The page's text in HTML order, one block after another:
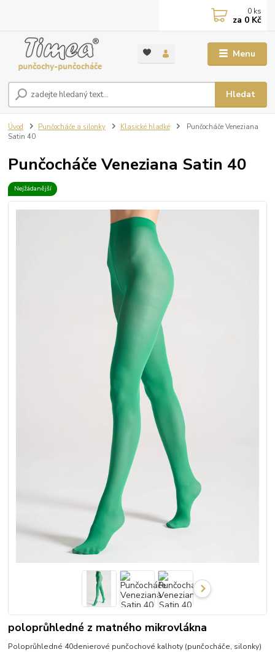
Menu
Hledat
0 ks
za 0 Kč
Úvod Punčocháče a silonky Klasické hladké
Punčocháče Veneziana
Satin 40
Punčocháče Veneziana Satin 40
Nejžádanější
poloprůhledné z matného mikrovlákna
Poloprůhledné 40denierové punčochové kalhoty (punčocháče, silonky)